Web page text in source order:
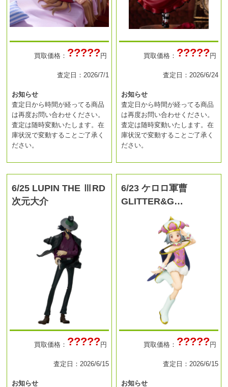
買取価格： ?????円
査定日：2026/7/1
お知らせ
査定日から時間が経ってる商品
は再度お問い合わせください。
査定は随時変動いたします。在
庫状況で変動することご了承く
ださい。
買取価格： ?????円
査定日：2026/6/24
お知らせ
査定日から時間が経ってる商品
は再度お問い合わせください。
査定は随時変動いたします。在
庫状況で変動することご了承く
ださい。
6/25 LUPIN THE ⅢRD
次元大介
買取価格： ?????円
査定日：2026/6/15
お知らせ
6/23 ケロロ軍曹
GLITTER&G…
買取価格： ?????円
査定日：2026/6/15
お知らせ